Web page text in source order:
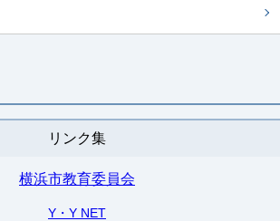
リンク集
横浜市教育委員会
Y・Y NET